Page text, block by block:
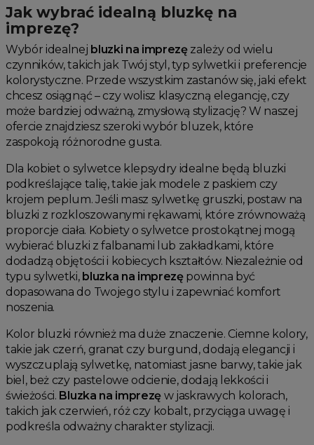
Jak wybrać idealną bluzkę na
imprezę?
Wybór idealnej bluzki na imprezęzależy od wielu
czynników, takich jak Twój styl, typ sylwetki i preferencje
kolorystyczne. Przede wszystkim zastanów się, jaki efekt
chcesz osiągnąć – czy wolisz klasyczną elegancję, czy
może bardziej odważną, zmysłową stylizację? W naszej
ofercie znajdziesz szeroki wybór bluzek, które
zaspokoją różnorodne gusta.
Dla kobiet o sylwetce klepsydry idealne będą bluzki
podkreślające talię, takie jak modele z paskiem czy
krojem peplum. Jeśli masz sylwetkę gruszki, postaw na
bluzki z rozkloszowanymi rękawami, które zrównoważą
proporcje ciała. Kobiety o sylwetce prostokątnej mogą
wybierać bluzki z falbanami lub zakładkami, które
dodadzą objętości i kobiecych kształtów. Niezależnie od
typu sylwetki, bluzka na imprezępowinna być
dopasowana do Twojego stylu i zapewniać komfort
noszenia.
Kolor bluzki również ma duże znaczenie. Ciemne kolory,
takie jak czerń, granat czy burgund, dodają elegancji i
wyszczuplają sylwetkę, natomiast jasne barwy, takie jak
biel, beż czy pastelowe odcienie, dodają lekkości i
świeżości. Bluzka na imprezę w jaskrawych kolorach,
takich jak czerwień, róż czy kobalt, przyciąga uwagę i
podkreśla odważny charakter stylizacji.